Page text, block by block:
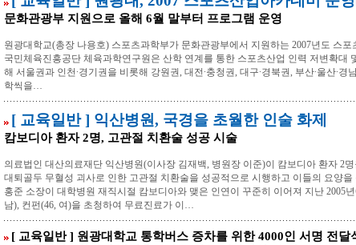
문화관광부 지원으로 올해 6월 말부터 프로그램 운영
원광대학교(총장 나용호) 스포츠과학부가 문화관광부에서 지원하는 2007년도 스
국민체육진흥공단 체육과학연구원은 산학 연계를 통한 스포츠산업 인력 저변확대
해 서울권과 인천∙경기권을 비롯해 강원권, 대전∙충청권, 대구∙경북권, 부산∙울산∙
학씩을…
[ 교육일반 ] 익산병원, 국경을 초월한 인술 화제
캄보디아 환자 2명, 고관절 치환술 성공 시술
의료법인 대산의료재단 익산병원(이사장 김재백, 병원장 이준)이 캄보디아 환자 2
대퇴골두 무혈성 괴사로 인한 고관절 치환술을 성공적으로 시행하고 이들의 요양
홍준 소장이 대학병원 재직시절 캄보디아와 맺은 인연이 꾸준히 이어져 지난 2005
남), 컨펀(46, 여)을 초청하여 무료진료가 이…
[ 교육일반 ] 원광대학교 통학버스 증차를 위한 4000인 서명 전달